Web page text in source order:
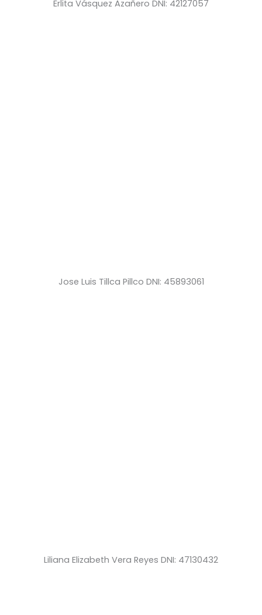
Erlita Vásquez Azañero DNI: 42127057
Jose Luis Tillca Pillco DNI: 45893061
Liliana Elizabeth Vera Reyes DNI: 47130432